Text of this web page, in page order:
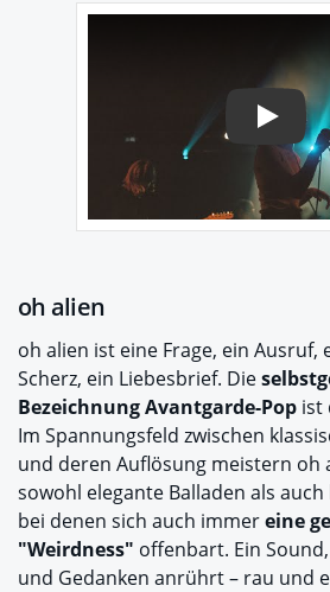
Play
oh alien
oh alien ist eine Frage, ein Ausruf,
Scherz, ein Liebesbrief. Die
Bezeichnung Avantgarde-Pop ist
Im Spannungsfeld zwischen
und deren Auflösung meistern oh
sowohl elegante Balladen als
bei denen sich auch immereine
"Weirdness" offenbart. Ein
und Gedanken anrührt – rau und